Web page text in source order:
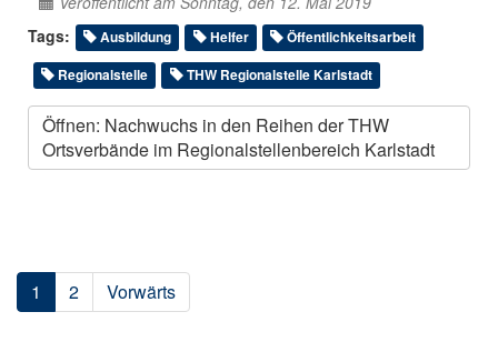
Tags:
Ausbildung Helfer
Öffentlichkeitsarbeit
Regionalstelle
THW Regionalstelle Karlstadt
Öffnen: Nachwuchs in den Reihen der THW
Ortsverbände im Regionalstellenbereich Karlstadt
1 2 Vorwärts